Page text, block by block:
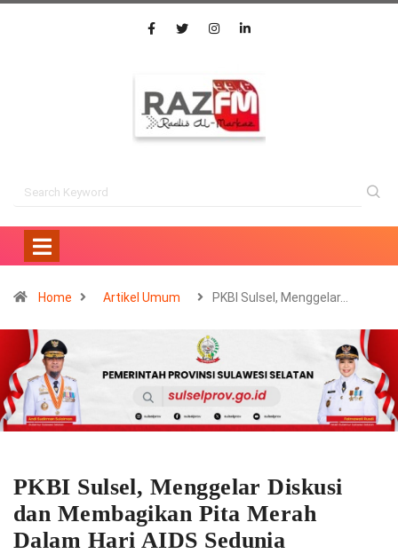
Home Artikel Umum PKBI Sulsel, Menggelar…
PKBI Sulsel, Menggelar Diskusi
dan Membagikan Pita Merah
Dalam Hari AIDS Sedunia